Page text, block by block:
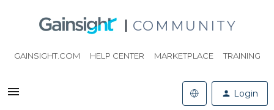
COMMUNITY
GAINSIGHT.COM HELP CENTER MARKETPLACE TRAINING
Login